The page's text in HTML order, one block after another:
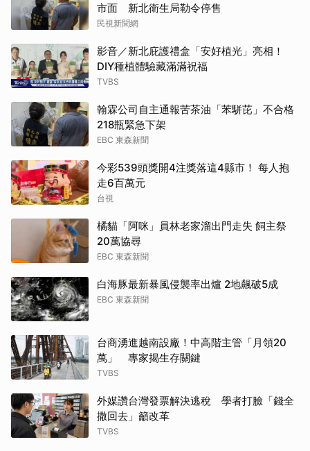
市面 新北衛生局勒令停售
民視新聞網
影音／新北庇護禮盒「安好植光」亮相！
DIY種植體驗藏滿滿祝福
TVBS
翰霖公司自主通報苦茶油「苯駢芘」不合格
218瓶緊急下架
EBC 東森新聞
今彩539頭獎開4注獎落這4縣市！ 每人抱
走6百萬元
台視
橘貓「阿咪」員林老家溜出門走失 飼主祭
20萬協尋
EBC 東森新聞
白海豚最新暴風侵襲率出爐 2地飆破5成
EBC 東森新聞
台商湧進越南設廠！中高階主管「月領20
萬」 專家揭生存關鍵
TVBS
外媒讚台灣發票解決逃稅 學者打臉「錢全
撒回去」籲改革
TVBS